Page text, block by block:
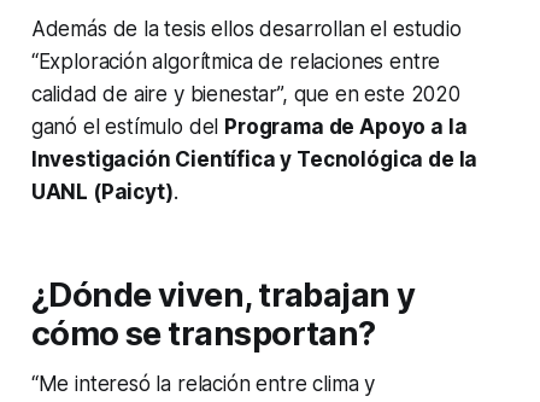
Además de la tesis ellos desarrollan el estudio
“Exploración algorítmica de relaciones entre
calidad de aire y bienestar”, que en este 2020
ganó el estímulo del Programa de Apoyo a la
Investigación Científica y Tecnológica de la
UANL (Paicyt).
¿Dónde viven, trabajan y
cómo se transportan?
“Me interesó la relación entre clima y